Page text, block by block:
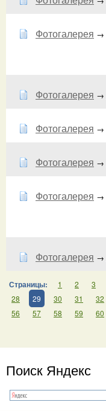
Фотогалерея →
Фотогалерея →
Фотогалерея →
Фотогалерея →
Фотогалерея →
Фотогалерея →
Страницы: 1 2 3
28
29 30 31 32
56
57 58 59 60
Поиск Яндекс